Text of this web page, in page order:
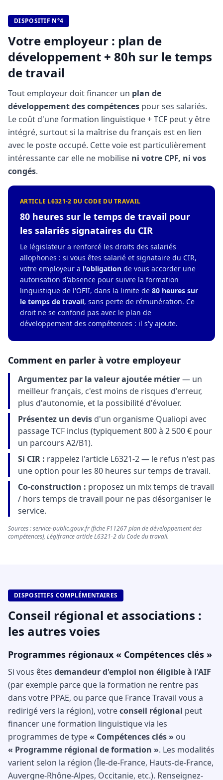
DISPOSITIF N°4
Votre employeur : plan de
développement + 80h sur le temps
de travail
Tout employeur doit financer un plan de
développement des compétences pour ses salariés.
Le coût d'une formation linguistique + TCF peut y être
intégré, surtout si la maîtrise du français est en lien
avec le poste occupé. Cette voie est particulièrement
intéressante car elle ne mobilise ni votre CPF, ni vos
congés.
ARTICLE L6321-2 DU CODE DU TRAVAIL
80 heures sur le temps de travail pour
les salariés signataires du CIR
Le législateur a renforcé les droits des salariés
allophones : si vous êtes salarié et signataire du CIR,
votre employeur a l'obligation de vous accorder une
autorisation d'absence pour suivre la formation
linguistique de l'OFII, dans la limite de 80 heures sur
le temps de travail, sans perte de rémunération. Ce
droit ne se confond pas avec le plan de
développement des compétences : il s'y ajoute.
Comment en parler à votre employeur
Argumentez par la valeur ajoutée métier— un
meilleur français, c'est moins de risques d'erreur,
plus d'autonomie, et la possibilité d'évoluer.
Présentez un devis d'un organisme Qualiopi avec
passage TCF inclus (typiquement 800 à 2 500 € pour
un parcours A2/B1).
Si CIR : rappelez l'article L6321-2 — le refus n'est pas
une option pour les 80 heures sur temps de travail.
Co-construction : proposez un mix temps de travail
/ hors temps de travail pour ne pas désorganiser le
service.
Sources : service-public.gouv.fr (fiche F11267 plan de développement des
compétences), Légifrance article L6321-2 du Code du travail.
DISPOSITIFS COMPLÉMENTAIRES
Conseil régional et associations :
les autres voies
Programmes régionaux « Compétences clés »
Si vous êtes demandeur d'emploi non éligible à l'AIF
(par exemple parce que la formation ne rentre pas
dans votre PPAE, ou parce que France Travail vous a
redirigé vers la région), votreconseil régional peut
financer une formation linguistique via les
programmes de type« Compétences clés » ou
« Programme régional de formation ». Les modalités
varient selon la région (Île-de-France, Hauts-de-France,
Auvergne-Rhône-Alpes, Occitanie, etc.). Renseignez-